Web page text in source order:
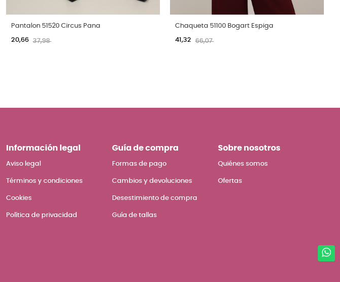
Pantalon 51520 Circus Pana
37,98
20,66
Chaqueta 51100 Bogart Espiga
66,07
41,32
Información legal
Aviso legal
Términos y condiciones
Cookies
Política de privacidad
Guía de compra
Formas de pago
Cambios y devoluciones
Desestimiento de compra
Guía de tallas
Sobre nosotros
Quiénes somos
Ofertas